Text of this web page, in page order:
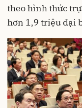
theo hình thức
hơn 1,9 triệu đại